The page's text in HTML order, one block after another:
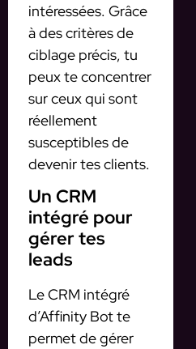
intéressées. Grâce
à des critères de
ciblage précis, tu
peux te concentrer
sur ceux qui sont
réellement
susceptibles de
devenir tes clients.
Un CRM
intégré pour
gérer tes
leads
Le CRM intégré
d’Affinity Bot te
permet de gérer